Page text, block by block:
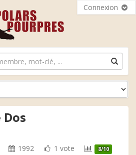
Connexion
1992 1 vote 8/10